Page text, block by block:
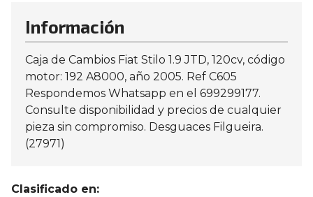
Información
Caja de Cambios Fiat Stilo 1.9 JTD, 120cv, código
motor: 192 A8000, año 2005. Ref C605
Respondemos Whatsapp en el 699299177.
Consulte disponibilidad y precios de cualquier
pieza sin compromiso. Desguaces Filgueira.
(27971)
Clasificado en: